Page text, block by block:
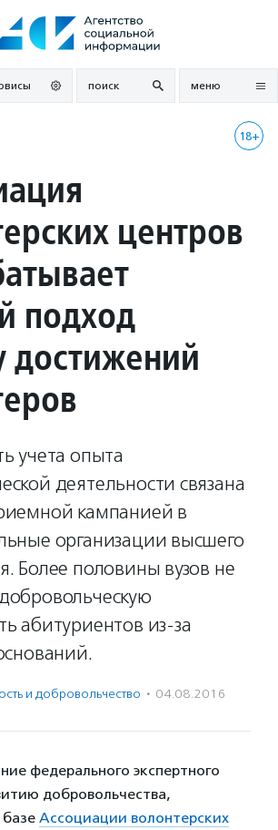
поиск меню
18+
центров
подход
достижений
учета опыта
деятельности связана
кампанией в
организации высшего
Более половины вузов не
абитуриентов из-за
и доброволь­чест­во · 04.08.2016
федерального экспертного
добровольчества,
базе Ассоциации волонтерских